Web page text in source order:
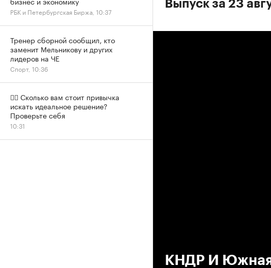
Выпуск за 23
КНДР И Южная
РБК и Петербургская Биржа, 10:37
Тренер сборной сообщил, кто
заменит Мельникову и других
лидеров на ЧЕ
Спорт, 10:36
✍🏻 Сколько вам стоит привычка
искать идеальное решение?
Проверьте себя
10:31